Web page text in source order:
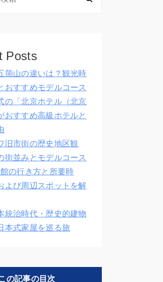
Posts
箇山の違いは？観光時
おすすめモデルコース
の「北京ホテル（北京
おすすめ高級ホテルと
旧市街の歴史地区観
街並みとモデルコース
の行き方と所要時
よび周辺スポットを解
統治時代・歴史的建物
本式家屋を巡る旅
の記事の目次